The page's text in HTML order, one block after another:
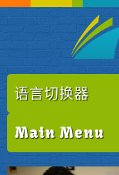
语言切换器
Main Menu